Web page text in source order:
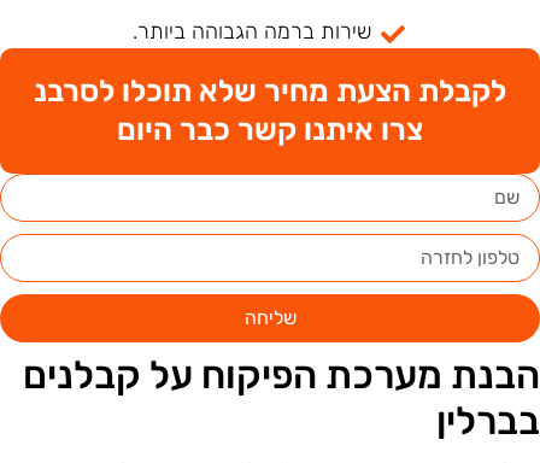
שירות ברמה הגבוהה ביותר.
לקבלת הצעת מחיר שלא תוכלו לסרבנ
צרו איתנו קשר כבר היום
שליחה
מערכת הפיקוח על קבלנים